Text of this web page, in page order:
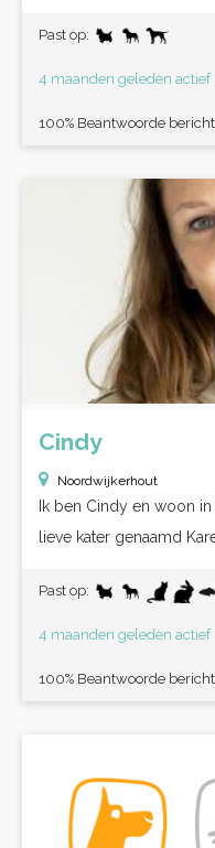
Past op:
4 maanden geleden actief
100% Beantwoorde
Cindy
Noordwijkerhout
Ik ben Cindy en woon
lieve kater genaamd
Past op:
4 maanden geleden actief
100% Beantwoorde